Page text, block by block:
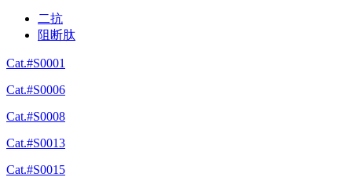
二抗
阻断肽
Cat.#S0001
Cat.#S0006
Cat.#S0008
Cat.#S0013
Cat.#S0015